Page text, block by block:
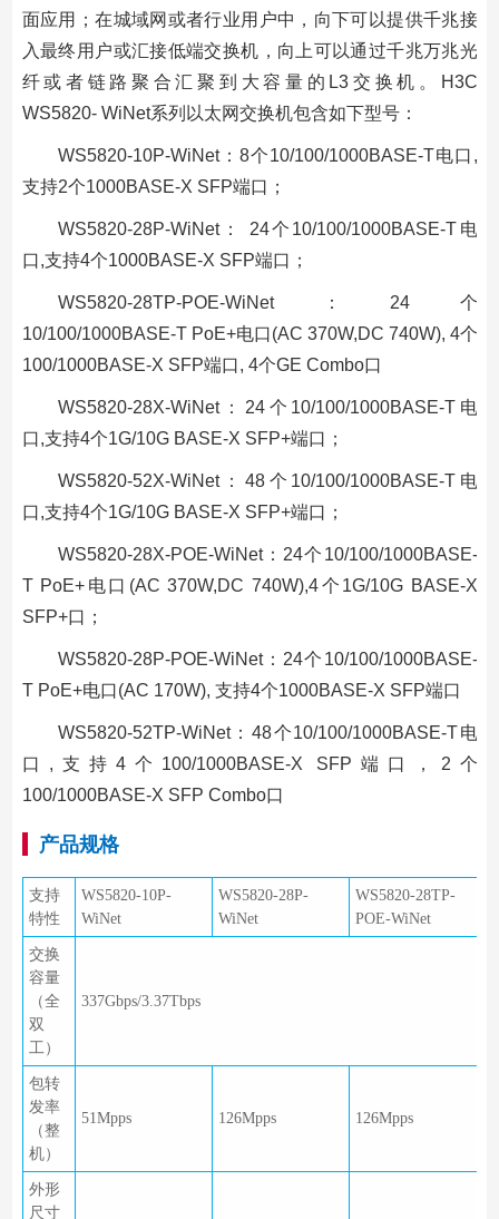
面应用；在城域网或者行业用户中，向下可以提供千兆接
入最终用户或汇接低端交换机，向上可以通过千兆万兆光
纤或者链路聚合汇聚到大容量的L3交换机。H3C
WS5820- WiNet系列以太网交换机包含如下型号：
WS5820-10P-WiNet：8个10/100/1000BASE-T电口,
支持2个1000BASE-X SFP端口；
WS5820-28P-WiNet： 24个10/100/1000BASE-T电
口,支持4个1000BASE-X SFP端口；
WS5820-28TP-POE-WiNet：24个
10/100/1000BASE-T PoE+电口(AC 370W,DC 740W), 4个
100/1000BASE-X SFP端口, 4个GE Combo口
WS5820-28X-WiNet：24个10/100/1000BASE-T电
口,支持4个1G/10G BASE-X SFP+端口；
WS5820-52X-WiNet：48个10/100/1000BASE-T电
口,支持4个1G/10G BASE-X SFP+端口；
WS5820-28X-POE-WiNet：24个10/100/1000BASE-
T PoE+电口(AC 370W,DC 740W),4个1G/10G BASE-X
SFP+口；
WS5820-28P-POE-WiNet：24个10/100/1000BASE-
T PoE+电口(AC 170W), 支持4个1000BASE-X SFP端口
WS5820-52TP-WiNet：48个10/100/1000BASE-T电
口,支持4个100/1000BASE-X SFP端口，2个
100/1000BASE-X SFP Combo口
产品规格
支持
特性
WS5820-10P-
WiNet
WS5820-28P-
WiNet
WS5820-28TP-
POE-WiNet
交换
容量
（全
双
工）
337Gbps/3.37Tbps
包转
发率
（整
机）
51Mpps 126Mpps 126Mpps
外形
尺寸